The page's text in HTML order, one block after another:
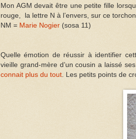
Mon AGM devait être une petite fille
rouge, la lettre N à l’envers, sur ce torchon.
NM = Marie Nogier (sosa 11)
Quelle émotion de réussir à identifier
vieille grand-mère d’un cousin a laissé
connait plus du tout . Les petits points de